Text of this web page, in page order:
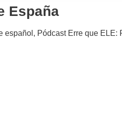
España
español Pódcast Erre que ELE: